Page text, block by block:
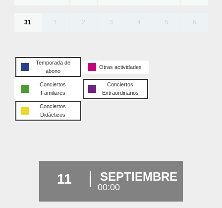
31 1 2 3 4 5 6
Temporada de
abono
Otras actividades
Conciertos
Familiares
Conciertos
Extraordinarios
Conciertos
Didácticos
11 SEPTIEMBRE
00:00